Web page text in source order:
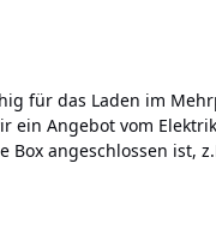
ein Angebot vom